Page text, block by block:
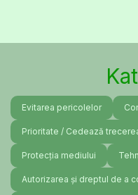
Evitarea pericolelor
Prioritate / Cedează
Protecția mediului
Autorizarea și dreptul de a